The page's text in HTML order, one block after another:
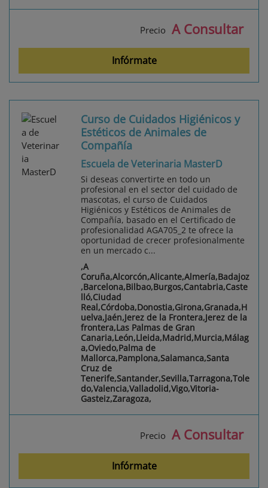
Precio A Consultar
Infórmate
Curso de Cuidados Higiénicos y
Estéticos de Animales de
Compañía
Escuela de Veterinaria MasterD
Si deseas convertirte en todo un
profesional en el sector del cuidado de
mascotas, el curso de Cuidados
Higiénicos y Estéticos de Animales de
Compañía, basado en el Certificado de
profesionalidad AGA705_2 te ofrece la
oportunidad de crecer profesionalmente
en un mercado c...
,A
Coruña,Alcorcón,Alicante,Almería,Badajoz
,Barcelona,Bilbao,Burgos,Cantabria,Caste
lló,Ciudad
Real,Córdoba,Donostia,Girona,Granada,H
uelva,Jaén,Jerez de la Frontera,Jerez de la
frontera,Las Palmas de Gran
Canaria,León,Lleida,Madrid,Murcia,Málag
a,Oviedo,Palma de
Mallorca,Pamplona,Salamanca,Santa
Cruz de
Tenerife,Santander,Sevilla,Tarragona,Tole
do,Valencia,Valladolid,Vigo,Vitoria-
Gasteiz,Zaragoza,
Precio A Consultar
Infórmate